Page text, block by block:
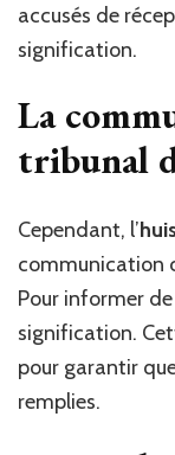
accusés de
signification.
La
tribunal
Cependant, l’
communication
Pour informer
signification.
pour garantir
remplies.